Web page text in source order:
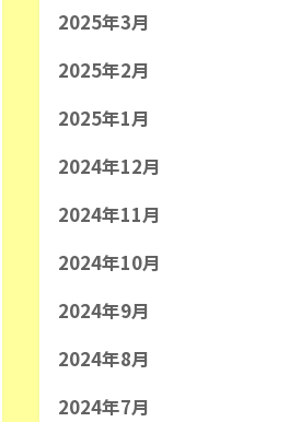
2025年3月
2025年2月
2025年1月
2024年12月
2024年11月
2024年10月
2024年9月
2024年8月
2024年7月